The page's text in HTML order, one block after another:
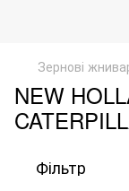
Зернові
NEW
Фільтр